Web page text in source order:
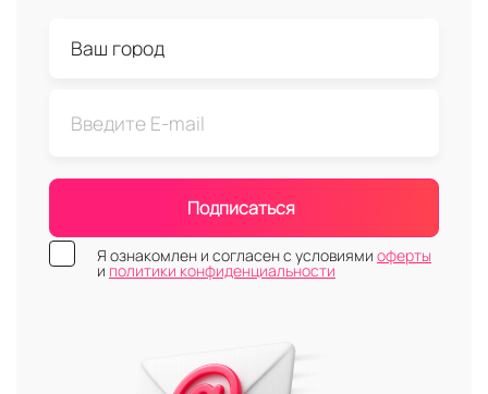
Подписаться
Я ознакомлен и согласен с условиями оферты
и политики конфиденциальности